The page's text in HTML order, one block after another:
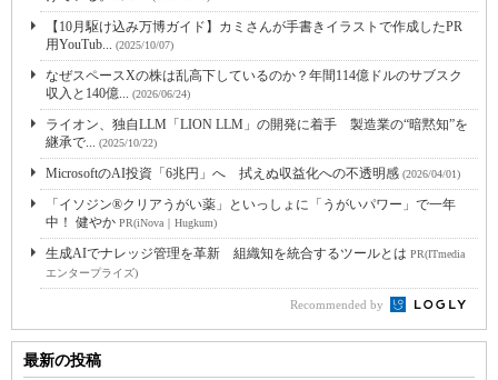
【10月駆け込み万博ガイド】カミさんが手書きイラストで作成したPR
用YouTub...
(2025/10/07)
なぜスペースXの株は乱高下しているのか？年間114億ドルのサブスク
収入と140億...
(2026/06/24)
ライオン、独自LLM「LION LLM」の開発に着手 製造業の“暗黙知”を
継承で...
(2025/10/22)
MicrosoftのAI投資「6兆円」へ 拭えぬ収益化への不透明感 (2026/04/01)
「イソジン®クリアうがい薬」といっしょに「うがいパワー」で一年
中！ 健やか PR(iNova｜Hugkum)
生成AIでナレッジ管理を革新 組織知を統合するツールとは PR(ITmedia
エンタープライズ)
Recommended by
最新の投稿